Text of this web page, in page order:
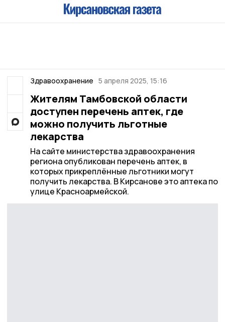
Здравоохранение 5 апреля 2025, 15:16
Жителям Тамбовской области
доступен перечень аптек, где
можно получить льготные
лекарства
На сайте министерства здравоохранения
региона опубликован перечень аптек, в
которых прикреплённые льготники могут
получить лекарства. В Кирсанове это аптека по
улице Красноармейской.